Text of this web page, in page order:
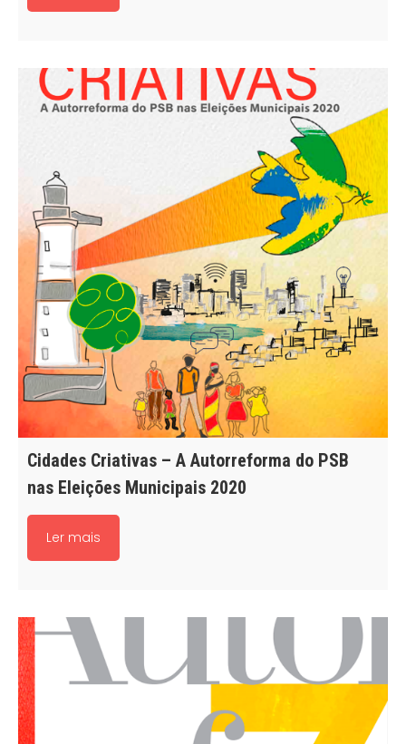
Cidades Criativas – A Autorreforma do PSB
nas Eleições Municipais 2020
Ler mais